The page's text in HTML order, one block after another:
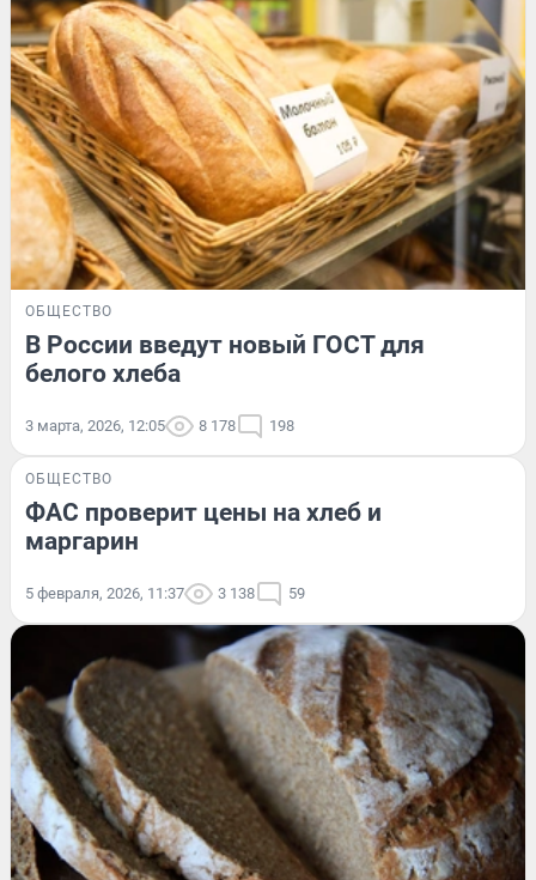
ОБЩЕСТВО
В России введут новый ГОСТ для
белого хлеба
3 марта, 2026, 12:05 8 178 198
ОБЩЕСТВО
ФАС проверит цены на хлеб и
маргарин
5 февраля, 2026, 11:37 3 138 59